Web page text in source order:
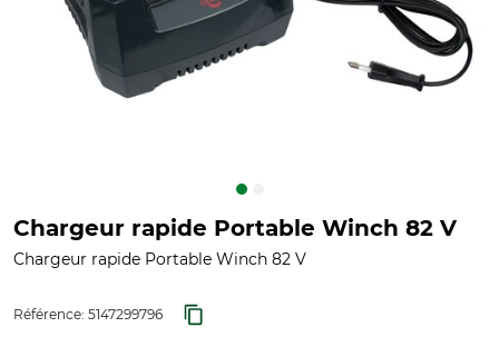
Chargeur rapide Portable Winch 82 V
Chargeur rapide Portable Winch 82 V
Référence: 5147299796